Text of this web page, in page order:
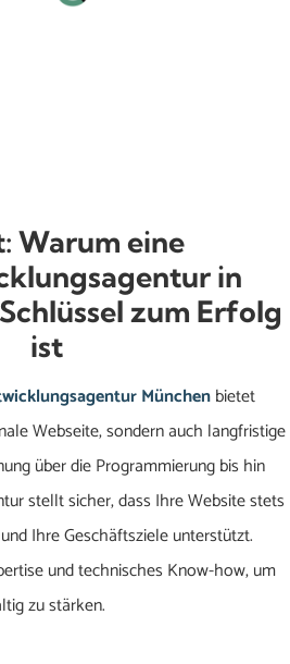
Warum eine
in
zum Erfolg
ist
Münchenbietet
Webseite, sondern auch langfristige
über die Programmierung bis hin
stellt sicher, dass Ihre Website stets
und Ihre Geschäftsziele unterstützt.
und technisches Know-how, um
zu stärken.